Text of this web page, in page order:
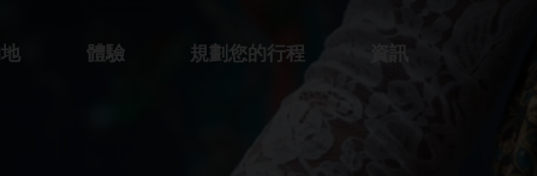
體驗 規劃您的行程 資訊